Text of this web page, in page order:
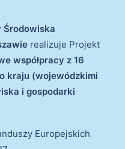
Środowiska
realizuje Projekt
współpracy z 16
kraju (wojewódzkimi
i gospodarki
Europejskich